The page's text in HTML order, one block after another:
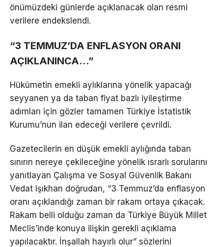
önümüzdeki günlerde açıklanacak olan resmi
verilere endekslendi.
“3 TEMMUZ’DA ENFLASYON ORANI
AÇIKLANINCA…”
Hükümetin emekli aylıklarına yönelik yapacağı
seyyanen ya da taban fiyat bazlı iyileştirme
adımları için gözler tamamen Türkiye İstatistik
Kurumu’nun ilan edeceği verilere çevrildi.
Gazetecilerin en düşük emekli aylığında taban
sınırın nereye çekileceğine yönelik ısrarlı sorularını
yanıtlayan Çalışma ve Sosyal Güvenlik Bakanı
Vedat Işıkhan doğrudan, “3 Temmuz’da enflasyon
oranı açıklandığı zaman bir rakam ortaya çıkacak.
Rakam belli olduğu zaman da Türkiye Büyük Millet
Meclis’inde konuya ilişkin gerekli açıklama
yapılacaktır. İnşallah hayırlı olur” sözlerini